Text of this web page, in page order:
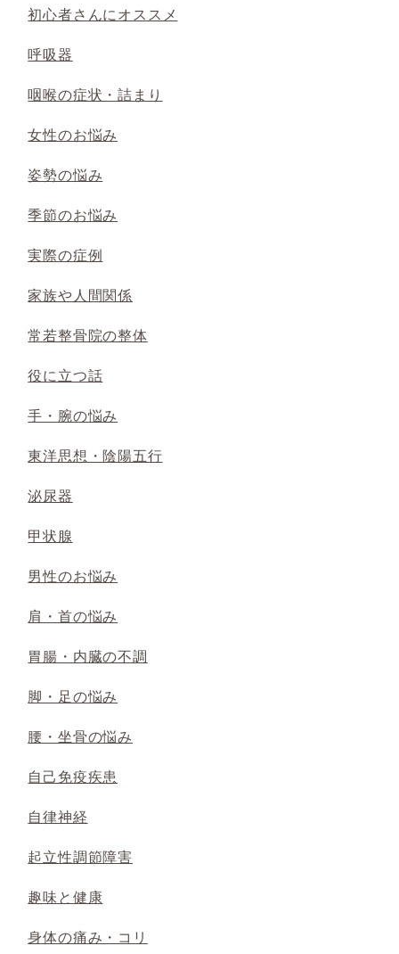
初心者さんにオススメ
呼吸器
咽喉の症状・詰まり
女性のお悩み
姿勢の悩み
季節のお悩み
実際の症例
家族や人間関係
常若整骨院の整体
役に立つ話
手・腕の悩み
東洋思想・陰陽五行
泌尿器
甲状腺
男性のお悩み
肩・首の悩み
胃腸・内臓の不調
脚・足の悩み
腰・坐骨の悩み
自己免疫疾患
自律神経
起立性調節障害
趣味と健康
身体の痛み・コリ